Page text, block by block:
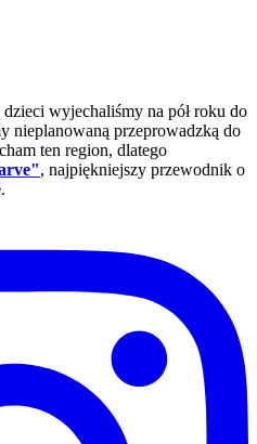
wyjechaliśmy na pół roku do
nieplanowaną przeprowadzką do
ten region, dlatego
, najpiękniejszy przewodnik o